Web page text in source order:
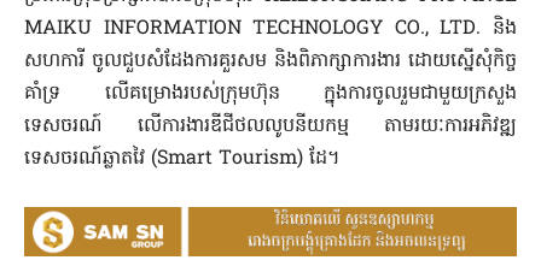
MAIKU INFORMATION TECHNOLOGY CO., LTD. និង
សហការី ចូលជួបសំដែងការគួរសម និងពិភាក្សាការងារ ដោយស្នើសុំកិច្ច
គាំទ្រ លើគម្រោងរបស់ក្រុមហ៊ុន ក្នុងការចូលរួមជាមួយក្រសួង
ទេសចរណ៍ លើការងារឌីជីថលលូបនីយកម្ម តាមរយៈការអភិវឌ្ឍ
ទេសចរណ៍ឆ្លាតវៃ (Smart Tourism) ដែ។